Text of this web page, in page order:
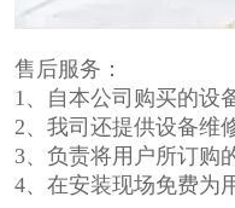
售后服务：
1、自本公司购买的设
2、我司还提供设备维
3、负责将用户所订购
4、在安装现场免费为